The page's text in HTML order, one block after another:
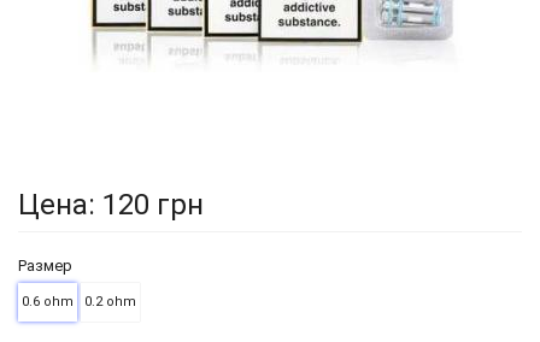
Цена: 120 грн
Размер
0.6 ohm 0.2 ohm